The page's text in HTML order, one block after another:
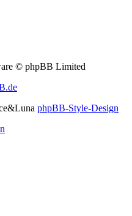
© phpBB Limited
phpBB-Style-Design